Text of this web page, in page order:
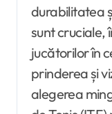
durabilitatea
sunt cruciale,
jucătorilor în
prinderea și
alegerea